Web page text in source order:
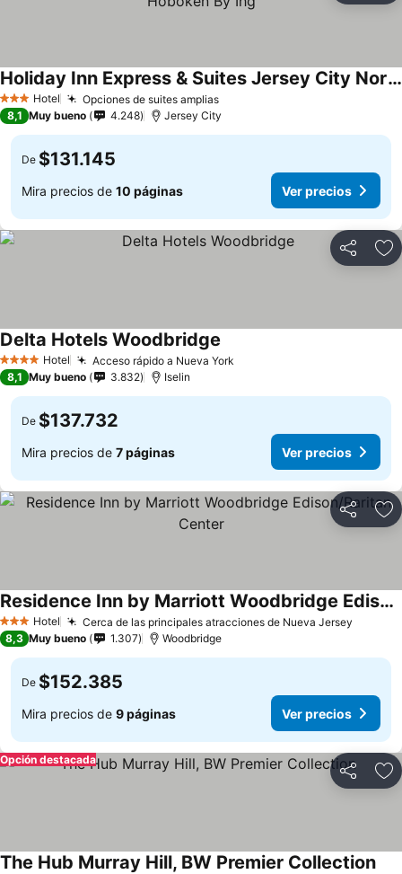
3 Estrellas
Hotel Opciones de suites amplias
Holiday Inn Express & Suites Jersey City North - Hoboken By Ihg
8,1 Muy bueno 4.248 Jersey City
De $131.145
Mira precios de 10 páginas Ver precios
Compartir
4 EstrellasHotel Acceso rápido a Nueva York
Delta Hotels Woodbridge
8,1 Muy bueno 3.832 Iselin
De $137.732
Mira precios de 7 páginas Ver precios
Compartir
3 Estrellas
Hotel Cerca de las principales atracciones de Nueva Jersey
Residence Inn by Marriott Woodbridge Edison/Raritan Center
8,3 Muy bueno 1.307 Woodbridge
De $152.385
Mira precios de 9 páginas Ver precios
Compartir
Opción destacada
The Hub Murray Hill, BW Premier Collection